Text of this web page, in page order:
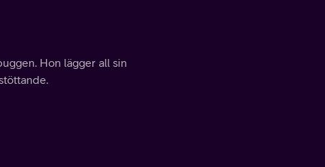
Hon lägger all sin